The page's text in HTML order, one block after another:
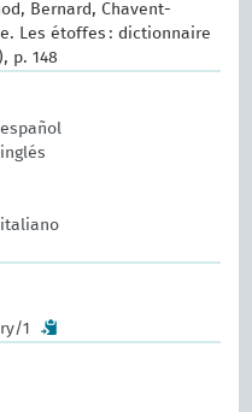
Bernard, Chavent-
Les étoffes : dictionnaire
p. 148
español
inglés
italiano
1